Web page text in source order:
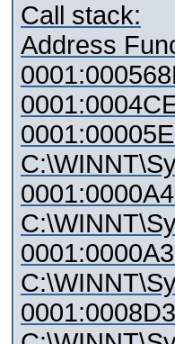
Call stack:
Address